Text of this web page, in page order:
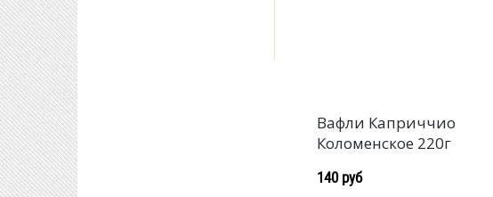
Вафли Каприччио
Коломенское 220г
140 руб